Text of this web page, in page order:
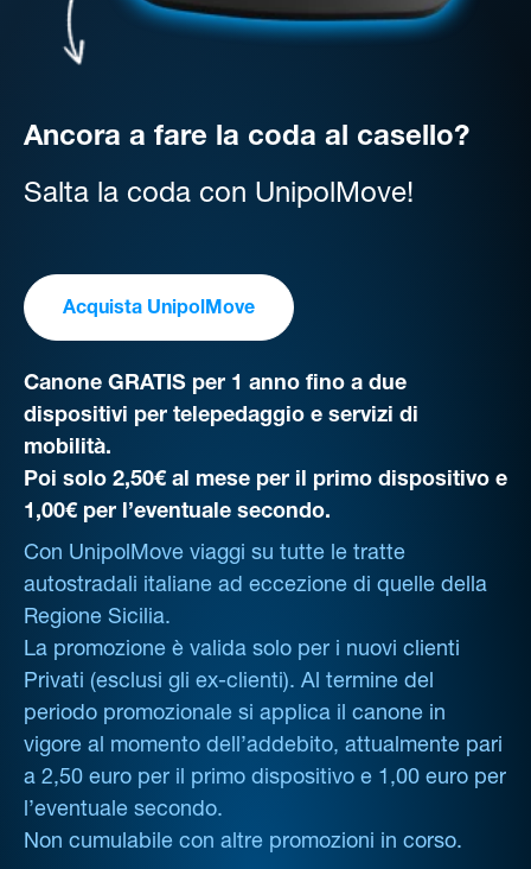
Ancora a fare la coda al casello?
Salta la coda con UnipolMove!
Acquista UnipolMove
Canone GRATIS per 1 anno fino a due
dispositivi per telepedaggio e servizi di
mobilità.
Poi solo 2,50€ al mese per il primo dispositivo e
1,00€ per l’eventuale secondo.
Con UnipolMove viaggi su tutte le tratte
autostradali italiane ad eccezione di quelle della
Regione Sicilia.
La promozione è valida solo per i nuovi clienti
Privati (esclusi gli ex-clienti). Al termine del
periodo promozionale si applica il canone in
vigore al momento dell’addebito, attualmente pari
a 2,50 euro per il primo dispositivo e 1,00 euro per
l’eventuale secondo.
Non cumulabile con altre promozioni in corso.